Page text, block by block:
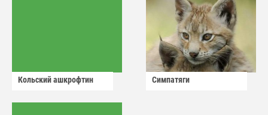
Кольский ашкрофтин Симпатяги